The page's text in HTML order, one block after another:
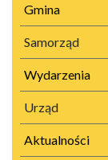
Gmina
Samorząd
Wydarzenia
Urząd
Aktualności